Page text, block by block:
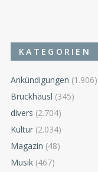
KATEGORIEN
Ankündigungen (1.906)
Bruckhäusl (345)
divers (2.704)
Kultur (2.034)
Magazin (48)
Musik (467)